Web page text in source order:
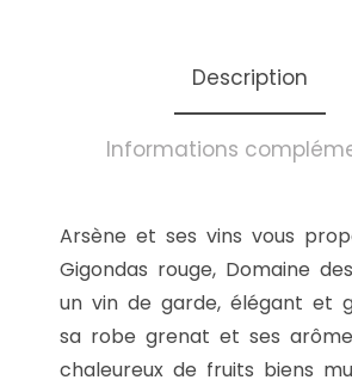
Description
Informations
Arsène et ses vins vous
Gigondas rouge, Domaine
un vin de garde, élégant et
sa robe grenat et ses
chaleureux de fruits biens